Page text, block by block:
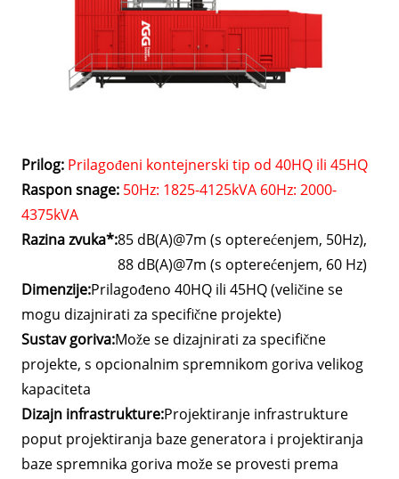
Prilog: Prilagođeni kontejnerski tip od 40HQ ili 45HQ
Raspon snage: 50Hz: 1825-4125kVA 60Hz: 2000-
4375kVA
Razina zvuka*:85 dB(A)@7m (s opterećenjem, 50Hz),
88 dB(A)@7m (s opterećenjem, 60 Hz)
Dimenzije:Prilagođeno 40HQ ili 45HQ (veličine se
mogu dizajnirati za specifične projekte)
Sustav goriva:Može se dizajnirati za specifične
projekte, s opcionalnim spremnikom goriva velikog
kapaciteta
Dizajn infrastrukture:Projektiranje infrastrukture
poput projektiranja baze generatora i projektiranja
baze spremnika goriva može se provesti prema